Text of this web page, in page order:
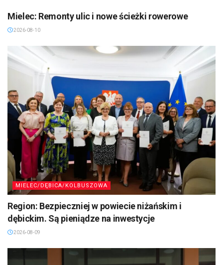
Mielec: Remonty ulic i nowe ścieżki rowerowe
2026-08-10
MIELEC/DĘBICA/KOLBUSZOWA
Region: Bezpieczniej w powiecie niżańskim i
dębickim. Są pieniądze na inwestycje
2026-08-09